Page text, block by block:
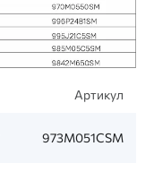
Артикул
973M051CSM